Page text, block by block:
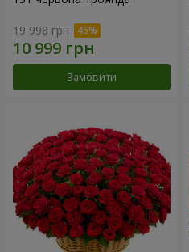
19 998 грн
Замовити